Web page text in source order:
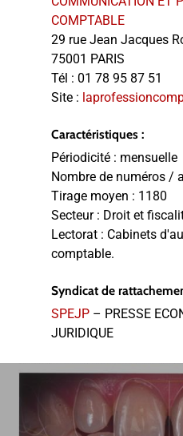
COMPTABLE
29 rue Jean Jacques
75001 PARIS
Tél : 01 78 95 87 51
Site :
Caractéristiques :
Périodicité : mensuelle
Nombre de numéros /
Tirage moyen : 1180
Secteur : Droit et
Lectorat : Cabinets
comptable.
Syndicat de
SPEJP – PRESSE
JURIDIQUE